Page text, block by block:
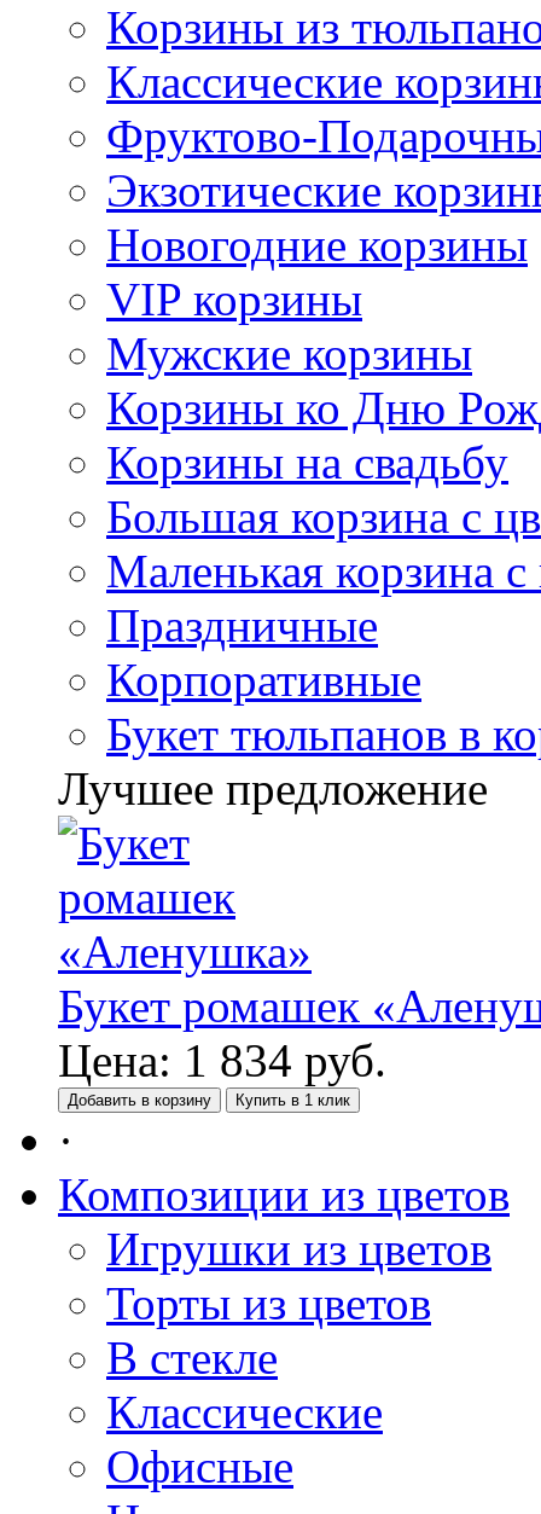
Корзины из
Классические
Фруктово-
Экзотические
Новогодние корзины
VIP корзины
Мужские корзины
Корзины ко Дню
Корзины на свадьбу
Большая корзина с
Маленькая корзина
Праздничные
Корпоративные
Букет тюльпанов в
Лучшее предложение
Букет ромашек
Цена: 1 834 руб.
Добавить в корзину Купить в 1 клик
·
Композиции из цветов
Игрушки из цветов
Торты из цветов
В стекле
Классические
Офисные